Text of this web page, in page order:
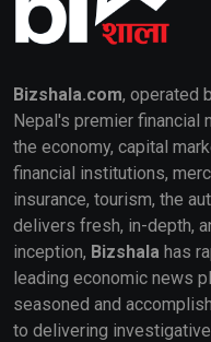
Bizshala.com, operated
Nepal's premier financial
the economy, capital
financial institutions,
insurance, tourism, the
delivers fresh, in-depth,
inception, Bizshala has
leading economic news
seasoned and
to delivering